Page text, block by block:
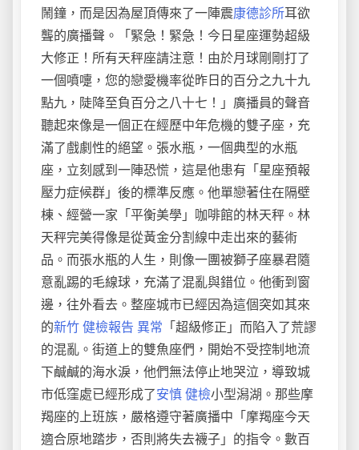
鬧鐘，而是因為屋頂傳來了一陣震康德診所耳欲
聾的廣播聲。「緊急！緊急！今日星座運勢超級
大修正！所有天秤座請注意！由於月球剛剛打了
一個噴嚏，您的戀愛機率從昨日的百分之九十九
點九，陡降至負百分之八十七！」廣播員的聲音
聽起來像是一個正在經歷中年危機的雙子座，充
滿了戲劇性的絕望。張水瓶，一個典型的水瓶
座，立刻感到一陣恐慌，這是他患有「星座預報
壓力症候群」後的標準反應。他單戀著住在隔壁
棟、經營一家「平衡美學」咖啡館的林天秤。林
天秤完美得像是從黃金分割線中走出來的藝術
品。而張水瓶的人生，則像一團被獅子座暴君隨
意亂踢的毛線球，充滿了混亂與錯位。他衝到窗
邊，往外看去。整座城市已經因為這個突如其來
的新竹 健檢報告 異常 「超級修正」而陷入了荒謬
的混亂。街道上的雙魚座們，開始不受控制地流
下鹹鹹的海水淚，他們無法停止地哭泣，導致城
市低窪處已經形成了安慎 健檢小型潟湖。那些摩
羯座的上班族，嚴格遵守著廣播中「摩羯座今天
適合原地踏步，否則將失去襪子」的指令。數百